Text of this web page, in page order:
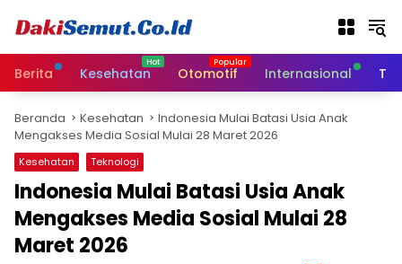
Berita Kesehatan Otomotif Internasional
Beranda Kesehatan
Indonesia Mulai Batasi Usia Anak
Mengakses Media Sosial Mulai 28 Maret 2026
Kesehatan Teknologi
Indonesia Mulai Batasi Usia Anak
Mengakses Media Sosial Mulai 28
Maret 2026